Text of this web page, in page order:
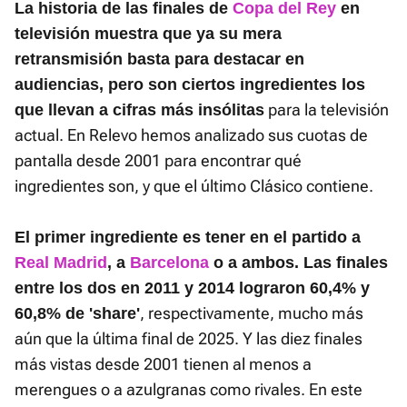
La historia de las finales de Copa del Rey en
televisión muestra que ya su mera
retransmisión basta para destacar en
audiencias, pero son ciertos ingredientes los
que llevan a cifras más insólitas para la televisión
actual. En Relevo hemos analizado sus cuotas de
pantalla desde 2001 para encontrar qué
ingredientes son, y que el último Clásico contiene.
El primer ingrediente es tener en el partido a
Real Madrid , a Barcelona o a ambos. Las finales
entre los dos en 2011 y 2014 lograron 60,4% y
60,8% de 'share', respectivamente, mucho más
aún que la última final de 2025. Y las diez finales
más vistas desde 2001 tienen al menos a
merengues o a azulgranas como rivales. En este